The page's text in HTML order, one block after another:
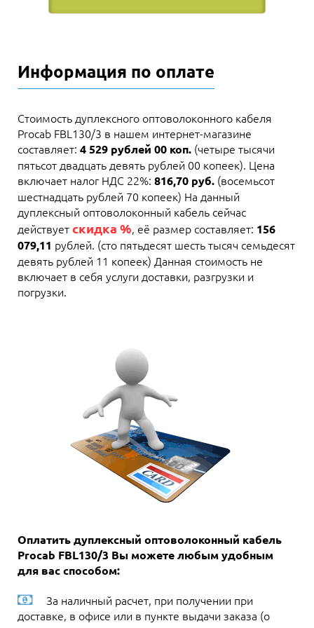
Информация по оплате
Стоимость дуплексного оптоволоконного кабеля
Procab FBL130/3 в нашем интернет-магазине
составляет: 4 529 рублей 00 коп. (четыре тысячи
пятьсот двадцать девять рублей 00 копеек). Цена
включает налог НДС 22%: 816,70 руб. (восемьсот
шестнадцать рублей 70 копеек) На данный
дуплексный оптоволоконный кабель сейчас
действуетскидка %, её размер составляет: 156
079,11 рублей. (сто пятьдесят шесть тысяч семьдесят
девять рублей 11 копеек) Данная стоимость не
включает в себя услуги доставки, разгрузки и
погрузки.
Оплатить дуплексный оптоволоконный кабель
Procab FBL130/3 Вы можете любым удобным
для вас способом:
За наличный расчет, при получении при
доставке, в офисе или в пункте выдачи заказа (о